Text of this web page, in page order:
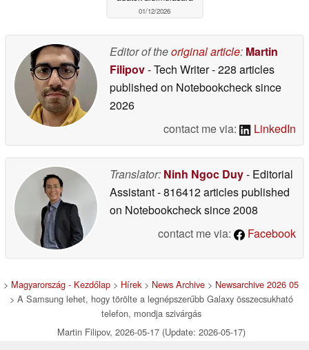
01/12/2026
Editor of theoriginal article: Martin
Filipov- Tech Writer- 228 articles
published on Notebookchecksince
2026
contact me via:
LinkedIn
Translator: Ninh Ngoc Duy- Editorial
Assistant- 816412 articles published
on Notebookchecksince 2008
contact me via:
Facebook
> Magyarország - Kezdőlap > Hírek> News Archive > Newsarchive 2026 05
> A Samsung lehet, hogy törölte a legnépszerűbb Galaxy összecsukható
telefon, mondja szivárgás
Martin Filipov, 2026-05-17 (Update: 2026-05-17)